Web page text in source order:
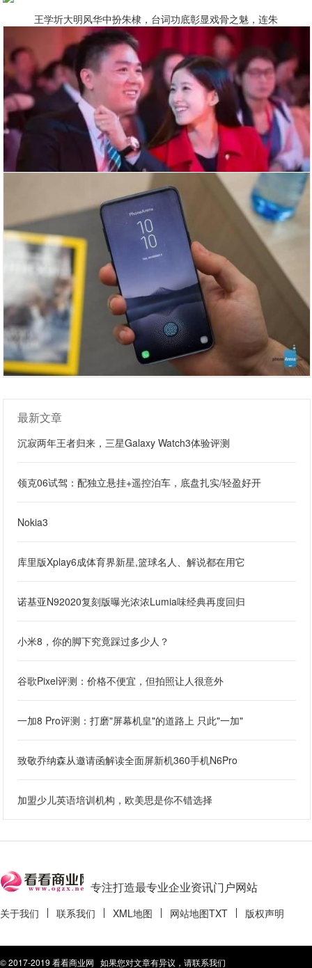
王学圻大明风华中扮朱棣，台词功底彰显戏骨之魅，连朱
最新文章
沉寂两年王者归来，三星Galaxy Watch3体验评测
领克06试驾：配独立悬挂+遥控泊车，底盘扎实/轻盈好开
Nokia3
库里版Xplay6成体育界新星,篮球名人、解说都在用它
诺基亚N92020复刻版曝光浓浓Lumia味经典再度回归
小米8，你的脚下究竟踩过多少人？
谷歌Pixel评测：价格不便宜，但拍照让人很意外
一加8 Pro评测：打磨"屏幕机皇"的道路上 只此"一加"
致敬乔纳森从邀请函解读全面屏新机360手机N6Pro
加盟少儿英语培训机构，欧美思是你不错选择
专注打造最专业企业资讯门户网站
关于我们 联系我们 XML地图 网站地图TXT 版权声明
© 2017-2019 看看商业网 如果您对文章有异议，请联系我们